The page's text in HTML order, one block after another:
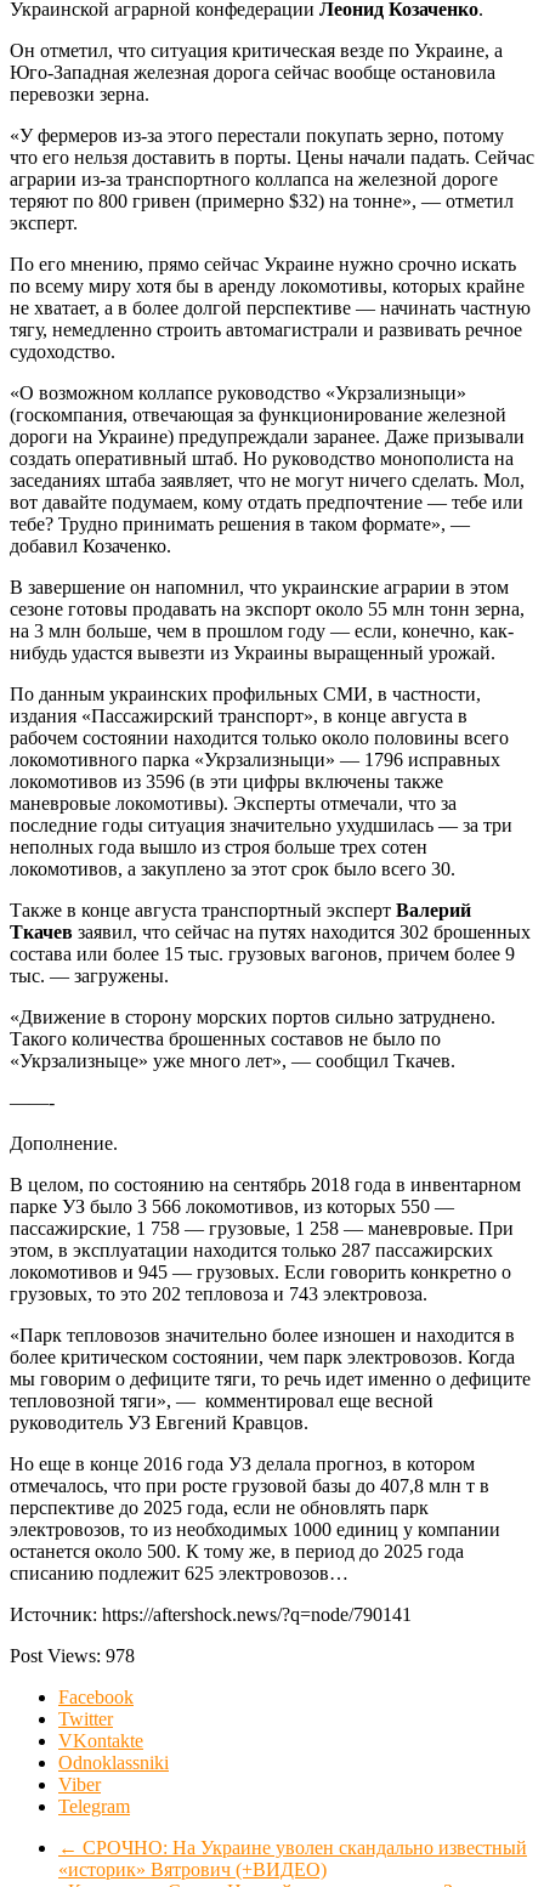
Украинской аграрной конфедерации Леонид Козаченко.
Он отметил, что ситуация критическая везде по Украине, а
Юго-Западная железная дорога сейчас вообще остановила
перевозки зерна.
«У фермеров из-за этого перестали покупать зерно, потому
что его нельзя доставить в порты. Цены начали падать. Сейчас
аграрии из-за транспортного коллапса на железной дороге
теряют по 800 гривен (примерно $32) на тонне», — отметил
эксперт.
По его мнению, прямо сейчас Украине нужно срочно искать
по всему миру хотя бы в аренду локомотивы, которых крайне
не хватает, а в более долгой перспективе — начинать частную
тягу, немедленно строить автомагистрали и развивать речное
судоходство.
«О возможном коллапсе руководство «Укрзализныци»
(госкомпания, отвечающая за функционирование железной
дороги на Украине) предупреждали заранее. Даже призывали
создать оперативный штаб. Но руководство монополиста на
заседаниях штаба заявляет, что не могут ничего сделать. Мол,
вот давайте подумаем, кому отдать предпочтение — тебе или
тебе? Трудно принимать решения в таком формате», —
добавил Козаченко.
В завершение он напомнил, что украинские аграрии в этом
сезоне готовы продавать на экспорт около 55 млн тонн зерна,
на 3 млн больше, чем в прошлом году — если, конечно, как-
нибудь удастся вывезти из Украины выращенный урожай.
По данным украинских профильных СМИ, в частности,
издания «Пассажирский транспорт», в конце августа в
рабочем состоянии находится только около половины всего
локомотивного парка «Укрзализныци» — 1796 исправных
локомотивов из 3596 (в эти цифры включены также
маневровые локомотивы). Эксперты отмечали, что за
последние годы ситуация значительно ухудшилась — за три
неполных года вышло из строя больше трех сотен
локомотивов, а закуплено за этот срок было всего 30.
Также в конце августа транспортный эксперт Валерий
Ткачев заявил, что сейчас на путях находится 302 брошенных
состава или более 15 тыс. грузовых вагонов, причем более 9
тыс. — загружены.
«Движение в сторону морских портов сильно затруднено.
Такого количества брошенных составов не было по
«Укрзализныце» уже много лет», — сообщил Ткачев.
——-
Дополнение.
В целом, по состоянию на сентябрь 2018 года в инвентарном
парке УЗ было 3 566 локомотивов, из которых 550 —
пассажирские, 1 758 — грузовые, 1 258 — маневровые. При
этом, в эксплуатации находится только 287 пассажирских
локомотивов и 945 — грузовых. Если говорить конкретно о
грузовых, то это 202 тепловоза и 743 электровоза.
«Парк тепловозов значительно более изношен и находится в
более критическом состоянии, чем парк электровозов. Когда
мы говорим о дефиците тяги, то речь идет именно о дефиците
тепловозной тяги», — комментировал еще весной
руководитель УЗ Евгений Кравцов.
Но еще в конце 2016 года УЗ делала прогноз, в котором
отмечалось, что при росте грузовой базы до 407,8 млн т в
перспективе до 2025 года, если не обновлять парк
электровозов, то из необходимых 1000 единиц у компании
останется около 500. К тому же, в период до 2025 года
списанию подлежит 625 электровозов…
Источник: https://aftershock.news/?q=node/790141
Post Views: 978
Facebook
Twitter
VKontakte
Odnoklassniki
Viber
Telegram
← СРОЧНО: На Украине уволен скандально известный
«историк» Вятрович (+ВИДЕО)